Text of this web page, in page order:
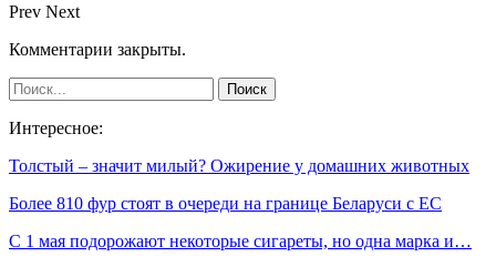
Prev Next
Комментарии закрыты.
Интересное:
Толстый – значит милый? Ожирение у домашних животных
Более 810 фур стоят в очереди на границе Беларуси с ЕС
С 1 мая подорожают некоторые сигареты, но одна марка и…